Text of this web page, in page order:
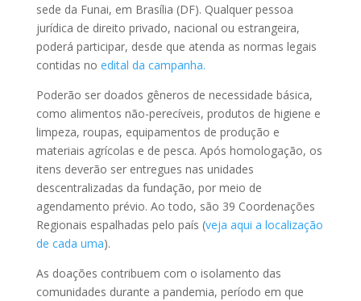
sede da Funai, em Brasília (DF). Qualquer pessoa
jurídica de direito privado, nacional ou estrangeira,
poderá participar, desde que atenda as normas legais
contidas no edital da campanha.
Poderão ser doados gêneros de necessidade básica,
como alimentos não-perecíveis, produtos de higiene e
limpeza, roupas, equipamentos de produção e
materiais agrícolas e de pesca. Após homologação, os
itens deverão ser entregues nas unidades
descentralizadas da fundação, por meio de
agendamento prévio. Ao todo, são 39 Coordenações
Regionais espalhadas pelo país (veja aqui a localização
de cada uma).
As doações contribuem com o isolamento das
comunidades durante a pandemia, período em que